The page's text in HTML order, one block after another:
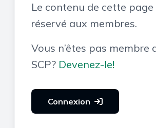
Le contenu de cette page
réservé aux membres.
Vous n’êtes pas membre
SCP? Devenez-le!
Connexion